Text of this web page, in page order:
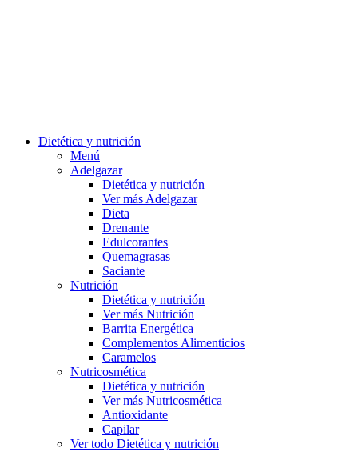
Dietética y nutrición
Menú
Adelgazar
Dietética y nutrición
Ver más Adelgazar
Dieta
Drenante
Edulcorantes
Quemagrasas
Saciante
Nutrición
Dietética y nutrición
Ver más Nutrición
Barrita Energética
Complementos Alimenticios
Caramelos
Nutricosmética
Dietética y nutrición
Ver más Nutricosmética
Antioxidante
Capilar
Ver todo Dietética y nutrición